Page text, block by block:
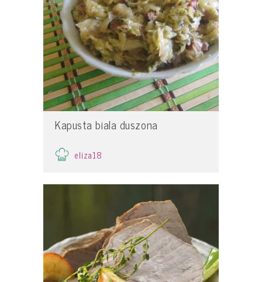
Kapusta biala duszona
eliza18